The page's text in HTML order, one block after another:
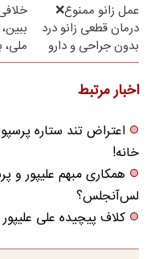
عمل زانو ممنوع❌
درمان قطعی زانو درد
بدون جراحی و دارو
(پرسش نامه)
ملی،
اخبار مرتبط
اعتراض تند ستاره
خانه!
همکاری مبهم علیپور و
لس‌آنجلس؟
کلاف پیچیده علی